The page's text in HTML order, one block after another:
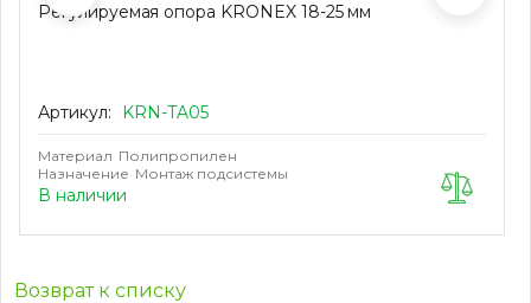
Регулируемая опора KRONEX 18-25 мм
Артикул: KRN-TA05
Материал Полипропилен
Назначение Монтаж подсистемы
В наличии
Возврат к списку